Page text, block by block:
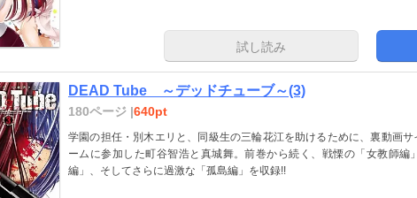
試し読み
DEAD Tube ～デッドチューブ～(3)
180ページ |640pt
学園の担任・別木エリと、同級生の三輪花江を助けるために、裏動画
ームに参加した町谷智浩と真城舞。前巻から続く、戦慄の「女教師編
編」、そしてさらに過激な「孤島編」を収録!!